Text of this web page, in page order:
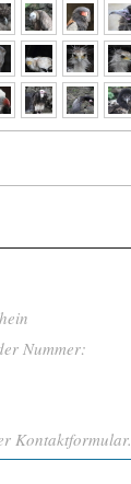
Nummer:
Kontaktformular.